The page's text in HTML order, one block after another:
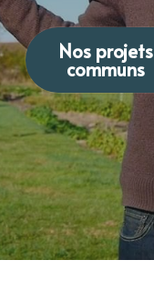
Nos projets
communs